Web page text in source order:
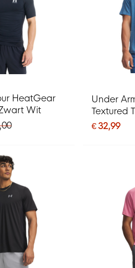
HeatGear
Wit
Under
Textured
€ 32,99